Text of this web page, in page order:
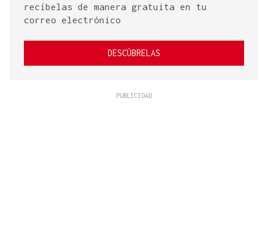
recíbelas de manera gratuita en tu
correo electrónico
DESCÚBRELAS